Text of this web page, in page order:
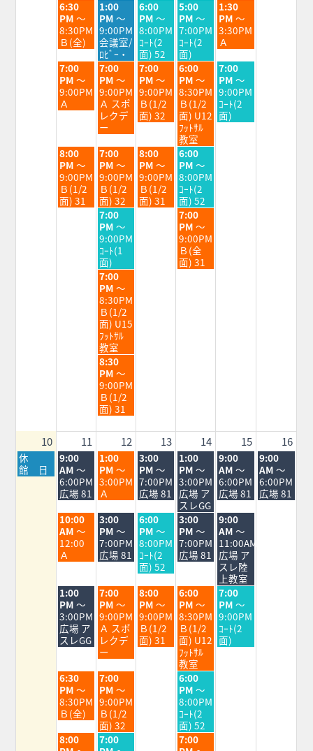
2026
2026
2026
2026
2026
火
曜
日,
8
月
4th
2026
6:30
PM ～
8:30PM
Ｂ(全)
水
曜
日,
8
月
5th
2026
1:00
PM ～
9:00PM
会議室/
ﾛﾋﾞｰ・
木
曜
日,
8
月
6th
2026
6:00
PM ～
8:00PM
ｺｰﾄ(2
面) 52
金
曜
日,
8
月
7th
2026
5:00
PM ～
7:00PM
ｺｰﾄ(2
面)
土
曜
日,
8
月
8th
2026
1:30
PM ～
3:30PM
Ａ
火
曜
日,
8
月
7:00
PM ～
9:00PM
Ａ
水
曜
日,
8
月
5th
2026
7:00
PM ～
9:00PM
Ａ スポ
レクデ
ー
木
曜
日,
8
月
6th
7:00
PM ～
9:00PM
Ｂ(1/2
面) 32
金
曜
日,
8
月
7th
2026
6:00
PM ～
8:30PM
Ｂ(1/2
面) U12
ﾌｯﾄｻﾙ
教室
土
曜
日,
8
月
8th
7:00
PM ～
9:00PM
ｺｰﾄ(2
面)
火
曜
日,
8
月
4th
8:00
PM ～
9:00PM
Ｂ(1/2
面) 31
水
曜
日,
8
月
5th
2026
7:00
PM ～
9:00PM
Ｂ(1/2
面) 32
木
曜
日,
8
月
6th
8:00
PM ～
9:00PM
Ｂ(1/2
面) 31
金
曜
日,
8
月
7th
2026
6:00
PM ～
8:00PM
ｺｰﾄ(2
面) 52
水
曜
日,
8
月
5th
2026
7:00
PM ～
9:00PM
ｺｰﾄ(1
面)
金
曜
日,
8
月
7th
7:00
PM ～
9:00PM
Ｂ(全
面) 31
水
曜
日,
8
月
5th
2026
7:00
PM ～
8:30PM
Ｂ(1/2
面) U15
ﾌｯﾄｻﾙ
教室
水
曜
日,
8
月
5th
2026
8:30
PM ～
9:00PM
Ｂ(1/2
面) 31
10 11 12 13 14 15 16
月
曜
日,
休
館 日
火
曜
日,
8
月
11th
2026
9:00
AM ～
6:00PM
広場 81
水
曜
日,
8
月
12th
2026
1:00
PM ～
3:00PM
Ａ
木
曜
日,
8
月
13th
2026
3:00
PM ～
7:00PM
広場 81
金
曜
日,
8
月
14th
2026
1:00
PM ～
3:00PM
広場 ア
スレGG
土
曜
日,
8
月
15th
2026
9:00
AM ～
6:00PM
広場 81
日
曜
日,
8
月
9:00
AM ～
6:00PM
広場 81
火
曜
日,
8
月
2026
10:00
AM ～
12:00
Ａ
水
曜
日,
8
月
2026
3:00
PM ～
7:00PM
広場 81
木
曜
日,
8
月
13th
2026
6:00
PM ～
8:00PM
ｺｰﾄ(2
面) 52
金
曜
日,
8
月
2026
3:00
PM ～
7:00PM
広場 81
土
曜
日,
8
月
15th
2026
9:00
AM ～
11:00AM
広場 ア
スレ陸
上教室
火
曜
日,
8
月
11th
1:00
PM ～
3:00PM
広場 ア
スレGG
水
曜
日,
8
月
12th
2026
7:00
PM ～
9:00PM
Ａ スポ
レクデ
ー
木
曜
日,
8
月
13th
8:00
PM ～
9:00PM
Ｂ(1/2
面) 31
金
曜
日,
8
月
14th
2026
6:00
PM ～
8:30PM
Ｂ(1/2
面) U12
ﾌｯﾄｻﾙ
教室
土
曜
日,
8
月
15th
7:00
PM ～
9:00PM
ｺｰﾄ(2
面)
火
曜
日,
8
月
11th
2026
6:30
PM ～
8:30PM
Ｂ(全)
水
曜
日,
8
月
12th
2026
7:00
PM ～
9:00PM
Ｂ(1/2
面) 32
金
曜
日,
8
月
14th
2026
6:00
PM ～
8:00PM
ｺｰﾄ(2
面) 52
火
8:00
水
7:00
金
7:00